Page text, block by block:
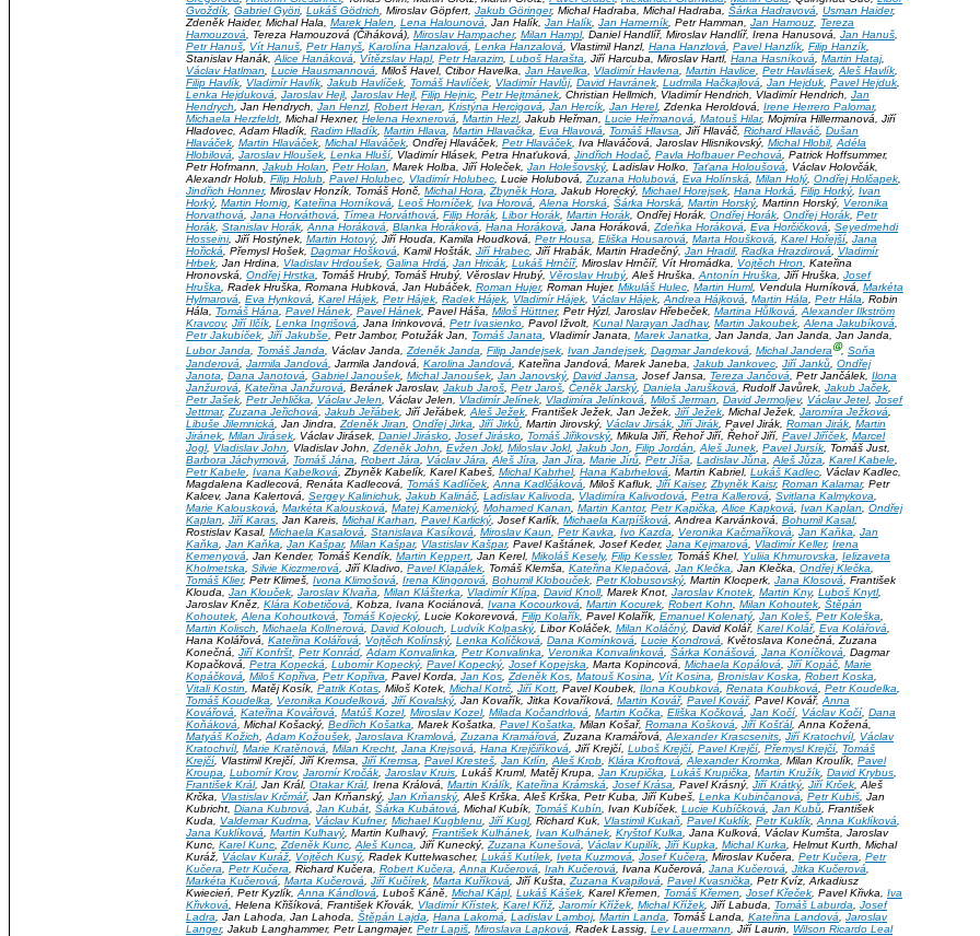
Gvoždík, Gabriel Györi, Lukáš Gödrich, Miroslav Göpfert, Jakub Göringer, Michal Hadraba, Michal Hadraba, Šárka Hadravová, Usman Haider,
Zdeněk Haider, Michal Hala, Marek Halen, Lena Halounová, Jan Halík, Jan Halík, Jan Hamerník, Petr Hamman, Jan Hamouz, Tereza
Hamouzová, Tereza Hamouzová (Čiháková), Miroslav Hampacher, Milan Hampl, Daniel Handlíř, Miroslav Handlíř, Irena Hanusová, Jan Hanuš,
Petr Hanuš, Vít Hanuš, Petr Hanyš, Karolína Hanzalová, Lenka Hanzalová, Vlastimil Hanzl, Hana Hanzlová, Pavel Hanzlík, Filip Hanzík,
Stanislav Hanák,Alice Hanáková, Vítězslav Hapl, Petr Harazim, Luboš Harašta, Jiří Harcuba, Miroslav Hartl, Hana Hasníková, Martin Hataj,
Václav Hatlman, Lucie Hausmannová, Miloš Havel, Ctibor Havelka, Jan Havelka, Vladimír Havlena, Martin Havlice, Petr Havlásek,Aleš Havlík,
Filip Havlík, Vladimír Havlík, Jakub Havlíček, Tomáš Havlíček, Vladimír Havlůj, David Havránek, Ludmila Hačkajlová, Jan Hejduk, Pavel Hejduk,
Lenka Hejduková, Jaroslav Hejl, Jaroslav Hejl, Filip Hejnic, Petr Hejtmánek, Christian Hellmich, Vladimír Hendrich, Vladimír Hendrich, Jan
Hendrych, Jan Hendrych, Jan Henzl, Robert Heran, Kristýna Hercigová, Jan Hercík, Jan Herel, Zdenka Heroldová, Irene Herrero Palomar,
Michaela Herzfeldt, Michal Hexner, Helena Hexnerová, Martin Hezl, Jakub Heřman, Lucie Heřmanová, Matouš Hilar, Mojmíra Hillermanová, Jiří
Hladovec, Adam Hladík, Radim Hladík, Martin Hlava, Martin Hlavačka, Eva Hlavová, Tomáš Hlavsa, Jiří Hlaváč, Richard Hlaváč, Dušan
Hlaváček, Martin Hlaváček, Michal Hlaváček, Ondřej Hlaváček, Petr Hlaváček, Iva Hlaváčová, Jaroslav Hlisnikovský, Michal Hlobil,Adéla
Hlobilová, Jaroslav Hloušek, Lenka Hluší, Vladimír Hlásek, Petra Hnaťuková, Jindřich Hodač, Pavla Hofbauer Pechová, Patrick Hoffsummer,
Petr Hofmann, Jakub Holan, Petr Holan, Marek Holba, Jiří Holeček, Jan Holešovský, Ladislav Holko, Taťana Holoušová, Václav Holovčák,
Alexandr Holub, Filip Holub, Pavel Holubec, Vladimír Holubec, Lucie Holubová,Zuzana Holubová, Eva Holínská, Milan Holý, Ondřej Holčapek,
Jindřich Honner, Miroslav Honzík, Tomáš Honč, Michal Hora,Zbyněk Hora, Jakub Horecký, Michael Horejsek, Hana Horká, Filip Horký, Ivan
Horký, Martin Hornig, Kateřina Horníková, Leoš Horníček, Iva Horová,Alena Horská, Šárka Horská, Martin Horský, Martinn Horský, Veronika
Horvathová, Jana Horváthová, Tímea Horváthová, Filip Horák, Libor Horák, Martin Horák, Ondřej Horák, Ondřej Horák, Ondřej Horák, Petr
Horák, Stanislav Horák,Anna Horáková, Blanka Horáková, Hana Horáková, Jana Horáková,Zdeňka Horáková, Eva Horčičková, Seyedmehdi
Hosseini, Jiří Hostýnek, Martin Hotový, Jiří Houda, Kamila Houdková, Petr Housa, Eliška Housarová, Marta Houšková, Karel Hořejší, Jana
Hořická, Přemysl Hošek, Dagmar Hošková, Kamil Hošták, Jiří Hrabec, Jiří Hrabák, Martin Hradečný, Jan Hradil, Radka Hrazdirová, Vladimír
Hrbek, Jan Hrdina, Vladislav Hrdoušek, Galina Hrdá, Jan Hricák, Lukáš Hrnčíř, Miroslav Hrnčíř, Vít Hromádka, Vojtěch Hron, Kateřina
Hronovská, Ondřej Hrstka, Tomáš Hrubý, Tomáš Hrubý, Věroslav Hrubý, Věroslav Hrubý, Aleš Hruška,Antonín Hruška, Jiří Hruška, Josef
Hruška, Radek Hruška, Romana Hubková, Jan Hubáček, Roman Hujer, Roman Hujer, Mikuláš Hulec, Martin Huml, Vendula Hurníková, Markéta
Hylmarová, Eva Hynková, Karel Hájek, Petr Hájek, Radek Hájek, Vladimír Hájek, Václav Hájek,Andrea Hájková, Martin Hála, Petr Hála, Robin
Hála, Tomáš Hána, Pavel Hánek, Pavel Hánek, Pavel Háša, Miloš Hüttner, Petr Hýzl, Jaroslav Hřebeček, Martina Hůlková,Alexander Ilkström
Kravcov, Jiří Ilčík, Lenka Ingrišová, Jana Irinkovová, Petr Ivasienko, Pavol Ižvolt, Kunal Narayan Jadhav, Martin Jakoubek,Alena Jakubíková,
Petr Jakubíček, Jiří Jakubše, Petr Jambor, Potužák Jan, Tomáš Janata, Vladimír Janata, Marek Janatka, Jan Janda, Jan Janda, Jan Janda,
Lubor Janda, Tomáš Janda, Václav Janda,Zdeněk Janda, Filip Jandejsek, Ivan Jandejsek, Dagmar Jandeková, Michal JanderaⒼ, Soňa
Janderová
Jarmila Jandová , Jarmila Jandová, Karolina Jandová , Kateřina Jandová, Marek Janeba, Jakub Jankovec Jiří Janků Ondřej
Janota
Dana Janotová Gabriel Janoušek Michal Janoušek Jan Janovský, David Jansa , Josef Jansa, Tereza Jančová , Petr Jančálek, Ilona
Janžurová
Kateřina Janžurová , Beránek Jaroslav, Jakub Jaroš Petr Jaroš Čeněk Jarský, Daniela Jarušková , Rudolf Javůrek, Jakub Jaček
Petr Jašek Petr Jehlička Václav Jelen , Václav Jelen, Vladimír Jelínek Vladimíra Jelínková Miloš Jerman David Jermoljev, Václav Jetel, Josef
Jettmar, Zuzana Jeřichová Jakub Jeřábek , Jiří Jeřábek, Aleš Ježek , František Ježek, Jan Ježek, Jiří Ježek , Michal Ježek, Jaromíra Ježková
Libuše Jilemnická , Jan Jindra, Zdeněk Jiran Ondřej Jirka Jiří Jirků , Martin Jirovský, Václav Jirsák Jiří Jirák , Pavel Jirák, Roman Jirák Martin
Jiránek Milan Jirásek , Václav Jirásek, Daniel Jirásko Josef Jirásko Tomáš Jiřikovský, Mikula Jiří, Řehoř Jiří, Řehoř Jiří, Pavel Jiříček Marcel
Jogl, Vladislav John , Vladislav John, Zdeněk John Evžen Jokl, Miloslav Jokl, Jakub Jon Filip Jordán Aleš Junek Pavel Jursík , Tomáš Just,
Barbora Jáchymová
Tomáš Jána Robert Jára Václav Jára Aleš Jíra Jan Jíra Marie Jírů Petr Jíša Ladislav Jůna Aleš Jůza Karel Kabele
Petr Kabele Ivana Kabelková , Zbyněk Kabelík, Karel Kabeš, Michal Kabrhel, Hana Kabrhelová , Martin Kabriel, Lukáš Kadlec , Václav Kadlec,
Magdalena Kadlecová, Renáta Kadlecová, Tomáš Kadlíček Anna Kadlčáková , Miloš Kafluk, Jiří Kaiser, Zbyněk Kaisr, Roman Kalamar, Petr
Kalcev, Jana Kalertová, Sergey Kalinichuk Jakub Kalináč Ladislav Kalivoda Vladimíra Kalivodová Petra Kallerová Svitlana Kalmykova
Marie Kalousková
Markéta Kalousková Matej Kamenický, Mohamed Kanan Martin Kantor, Petr Kapička Alice Kapková Ivan Kaplan
Ondřej
Kaplan
Jiří Karas , Jan Kareis, Michal Karhan Pavel Karlický, Josef Karlík, Michaela Karpíšková , Andrea Karvánková, Bohumil Kasal,
Rostislav Kasal, Michaela Kasalová Stanislava Kasíková Miroslav Kaun Petr Kavka Ivo Kazda Veronika Kačmaříková Jan Kaňka
Jan
Kaňka
Jan Kaňka Jan Kašpar, Milan Kašpar, Vlastislav Kašpar, Pavel Kaštánek, Josef Keder, Jana Kejmarová Vladimír Keller, Irena
Kemenyová , Jan Kender, Tomáš Kendík, Martin Keppert , Jan Kerel, Mikoláš Kesely, Filip Kessler, Tomáš Khel, Yuliia Khmurovska
Ielizaveta
Kholmetska
Silvie Kiczmerová , Jiří Kladivo, Pavel Klapálek , Tomáš Klemša, Kateřina Klepačová Jan Klečka , Jan Klečka, Ondřej Klečka
Tomáš Klier, Petr Klimeš, Ivona Klimošová Irena Klingorová Bohumil Klobouček Petr Klobusovský, Martin Klocperk, Jana Klosová , František
Klouda, Jan Klouček Jaroslav Klvaňa Milan Klášterka Vladimír Klípa David Knoll, Marek Knot, Jaroslav Knotek Martin Kny, Luboš Knytl,
Jaroslav Kněz, Klára Kobetičová , Kobza, Ivana Kociánová, Ivana Kocourková Martin Kocurek Robert Kohn Milan Kohoutek Štěpán
Kohoutek Alena Kohoutková Tomáš Kojecký, Lucie Kokorevová, Filip Kolařík , Pavel Kolařík, Emanuel Kolenatý, Jan Koleš Petr Koleška
Martin Kolisch
Michaela Kollnerová David Kolouch Ludvík Kolpaský, Libor Koláček, Milan Koláčný, David Kolář, Karel Kolář, Eva Kolářová
Hana Kolářová, Kateřina Kolářová Vojtěch Kolínský, Lenka Kolíčková Dana Komínková Lucie Kondrová , Květoslava Konečná, Zuzana
Konečná, Jiří Konfršt Petr Konrád Adam Konvalinka Petr Konvalinka Veronika Konvalinková Šárka Konášová Jana Koníčková , Dagmar
Kopačková, Petra Kopecká Lubomír Kopecký, Pavel Kopecký, Josef Kopejska , Marta Kopincová, Michaela Kopálová Jiří Kopáč Marie
Kopáčková
Miloš Kopřiva Petr Kopřiva , Pavel Korda, Jan Kos Zdeněk Kos Matouš Kosina Vít Kosina Bronislav Koska Robert Koska
Vitali Kostin , Matěj Kosík, Patrik Kotas , Miloš Kotek, Michal Kotrč Jiří Kott , Pavel Koubek, Ilona Koubková Renata Koubková Petr Koudelka
Tomáš Koudelka
Veronika Koudelková Jiří Kovalský, Jan Kovařík, Jitka Kovaříková, Martin Kovář, Pavel Kovář, Pavel Kovář, Anna
Kovářová
Kateřina Kovářová Matúš Kozel, Miroslav Kozel, Milada Kočandrlová Martin Kočka Eliška Kočková Jan Kočí, Václav Kočí, Dana
Koňáková , Michal Košacký, Bedřich Košatka , Marek Košatka, Pavel Košatka , Milan Košař, Romana Košková Jiří Košťál, Anna Kožená,
Matyáš Kožich
Adam Kožoušek Jaroslava Kramlová Zuzana Kramářová , Zuzana Kramářová, Alexander Krascsenits Jiří Kratochvíl, Václav
Kratochvíl, Marie Kratěnová Milan Krecht Jana Krejsová Hana Krejčiříková , Jiří Krejčí, Luboš Krejčí, Pavel Krejčí, Přemysl Krejčí, Tomáš
Krejčí, Vlastimil Krejčí, Jiří Kremsa, Jiří Kremsa Pavel Kresteš Jan Krlín Aleš Krob Klára Kroftová Alexander Kromka , Milan Kroulík, Pavel
Kroupa
Lubomír Krov, Jaromír Kročák Jaroslav Kruis , Lukáš Kruml, Matěj Krupa, Jan Krupička Lukáš Krupička Martin Kružík David Krybus
František Král, Jan Král, Otakar Král, Irena Králová, Martin Králík Kateřina Krámská Josef Krása , Pavel Krásný, Jiří Krátký, Jiří Krček , Aleš
Krčka, Vlastislav Krčmář, Jan Krňanský, Jan Krňanský, Aleš Krška, Aleš Krška, Petr Kuba, Jiří Kubeš, Lenka Kubinčanová Petr Kubiš , Jan
Kubricht, Diana Kubrová Jan Kubát Šárka Kubátová , Michal Kubík, Tomáš Kubín , Ivan Kubíček, Lucie Kubíčková Jan Kubů , František
Kuda, Valdemar Kudrna Václav Kufner, Michael Kugblenu Jiří Kugl, Richard Kuk, Vlastimil Kukaň Pavel Kuklík Petr Kuklík Anna Kuklíková
Jana Kuklíková
Martin Kulhavý, Martin Kulhavý, František Kulhánek Ivan Kulhánek Kryštof Kulka , Jana Kulková, Václav Kumšta, Jaroslav
Kunc, Karel Kunc Zdeněk Kunc Aleš Kunca , Jiří Kunecký, Zuzana Kunešová Václav Kupilík Jiří Kupka Michal Kurka , Helmut Kurth, Michal
Kuráž, Václav Kuráž Vojtěch Kusý, Radek Kuttelwascher, Lukáš Kutílek Iveta Kuzmová Josef Kučera , Miroslav Kučera, Petr Kučera
Petr
Kučera
Petr Kučera , Richard Kučera, Robert Kučera Anna Kučerová Irah Kučerová , Ivana Kučerová, Jana Kučerová Jitka Kučerová
Markéta Kučerová
Marta Kučerová Jiří Kučírek Marta Kuříková , Jiří Kušta, Zuzana Kvapilová Pavel Kvasnička , Petr Kvíz, Arkadiusz
Kwiecień, Petr Kyzlík, Anna Kándlová , Luboš Káně, Michal Kápl, Lukáš Kášek , Karel Křemen, Tomáš Křemen Josef Křeček , Pavel Křivka, Iva
Křivková , Helena Křišíková, František Křovák, Vladimír Křístek Karel Kříž Jaromír Křížek Michal Křížek , Jiří Labuda, Tomáš Laburda
Josef
Ladra , Jan Lahoda, Jan Lahoda, Štěpán Lajda Hana Lakomá Ladislav Lamboj, Martin Landa , Tomáš Landa, Kateřina Landová
Jaroslav
Langer, Jakub Langhammer, Petr Langmajer, Petr Lapiš Miroslava Lapková , Radek Lassig, Lev Lauermann , Jiří Laurin, Wilson Ricardo Leal